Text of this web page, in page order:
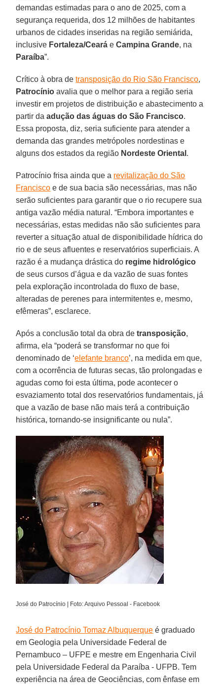
demandas estimadas para o ano de 2025, com a
segurança requerida, dos 12 milhões de habitantes
urbanos de cidades inseridas na região semiárida,
inclusive Fortaleza/Ceará eCampina Grande, na
Paraíba”.
Crítico à obra detransposição do Rio São Francisco,
Patrocínio avalia que o melhor para a região seria
investir em projetos de distribuição e abastecimento a
partir daadução das águas do São Francisco.
Essa proposta, diz, seria suficiente para atender a
demanda das grandes metrópoles nordestinas e
alguns dos estados da região Nordeste Oriental .
Patrocínio frisa ainda que a revitalização do São
Francisco e de sua bacia são necessárias, mas não
serão suficientes para garantir que o rio recupere sua
antiga vazão média natural. “Embora importantes e
necessárias, estas medidas não são suficientes para
reverter a situação atual de disponibilidade hídrica do
rio e de seus afluentes e reservatórios superficiais. A
razão é a mudança drástica do regime hidrológico
de seus cursos d’água e da vazão de suas fontes
pela exploração incontrolada do fluxo de base,
alteradas de perenes para intermitentes e, mesmo,
efêmeras”, esclarece.
Após a conclusão total da obra detransposição,
afirma, ela “poderá se transformar no que foi
denominado de ‘elefante branco’, na medida em que,
com a ocorrência de futuras secas, tão prolongadas e
agudas como foi esta última, pode acontecer o
esvaziamento total dos reservatórios fundamentais, já
que a vazão de base não mais terá a contribuição
histórica, tornando-se insignificante ou nula”.
José do Patrocínio | Foto: Arquivo Pessoal - Facebook
José do Patrocínio Tomaz Albuquerque é graduado
em Geologia pela Universidade Federal de
Pernambuco – UFPE e mestre em Engenharia Civil
pela Universidade Federal da Paraíba - UFPB. Tem
experiência na área de Geociências, com ênfase em